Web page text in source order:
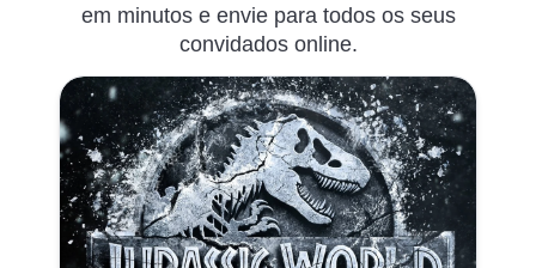
em minutos e envie para todos os seus
convidados online.